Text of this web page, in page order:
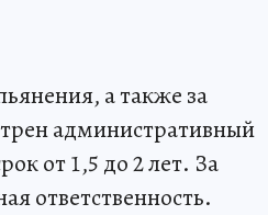
а также за
административный
от 1,5 до 2 лет. За
ответственность.